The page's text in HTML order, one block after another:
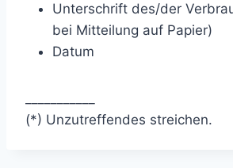
Unterschrift des/der
bei Mitteilung auf Papier)
Datum
(*) Unzutreffendes streichen.